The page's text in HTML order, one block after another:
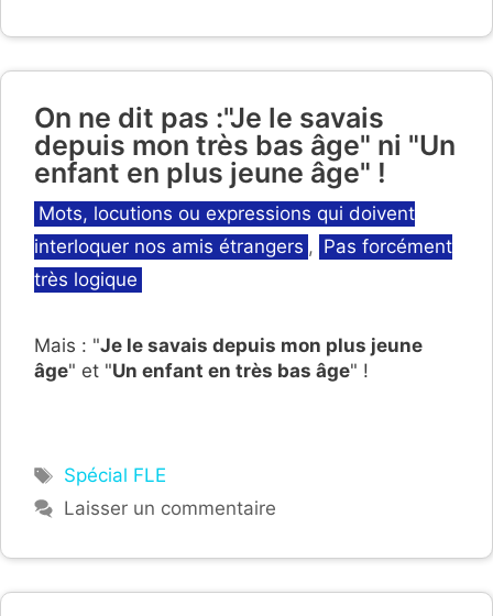
On ne dit pas :"Je le savais
depuis mon très bas âge" ni "Un
enfant en plus jeune âge" !
Catégories
Mots, locutions ou expressions qui doivent
interloquer nos amis étrangers , Pas forcément
très logique
Mais : "Je le savais depuis mon plus jeune
âge" et "Un enfant en très bas âge" !
Étiquettes
Spécial FLE
Laisser un commentaire